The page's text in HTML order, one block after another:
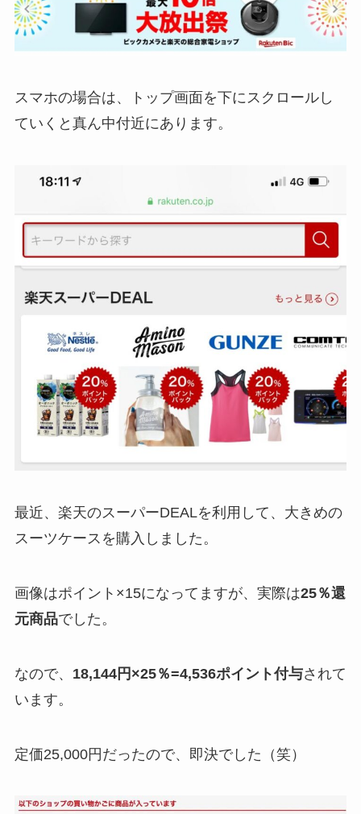
スマホの場合は、トップ画面を下にスクロールし
ていくと真ん中付近にあります。
最近、楽天のスーパーDEALを利用して、大きめの
スーツケースを購入しました。
画像はポイント×15になってますが、実際は25％還
元商品でした。
なので、 18,144円×25％=4,536ポイント付与されて
います。
定価25,000円だったので、即決でした（笑）